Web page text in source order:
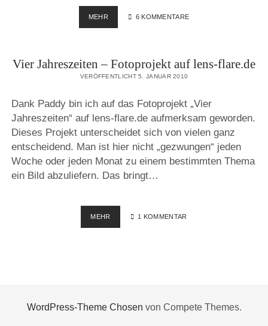
MEHRFOTOPROJEKT
–
6 KOMMENTARE
Vier Jahreszeiten – Fotoprojekt auf lens-flare.de
VERÖFFENTLICHT 5. JANUAR 2010
Dank Paddy bin ich auf das Fotoprojekt „Vier
Jahreszeiten“ auf lens-flare.de aufmerksam geworden.
Dieses Projekt unterscheidet sich von vielen ganz
entscheidend. Man ist hier nicht „gezwungen“ jeden
Woche oder jeden Monat zu einem bestimmten Thema
ein Bild abzuliefern. Das bringt…
MEHR
JAHRESZEITEN
1 KOMMENTAR
WordPress-Theme Chosen von Compete Themes.